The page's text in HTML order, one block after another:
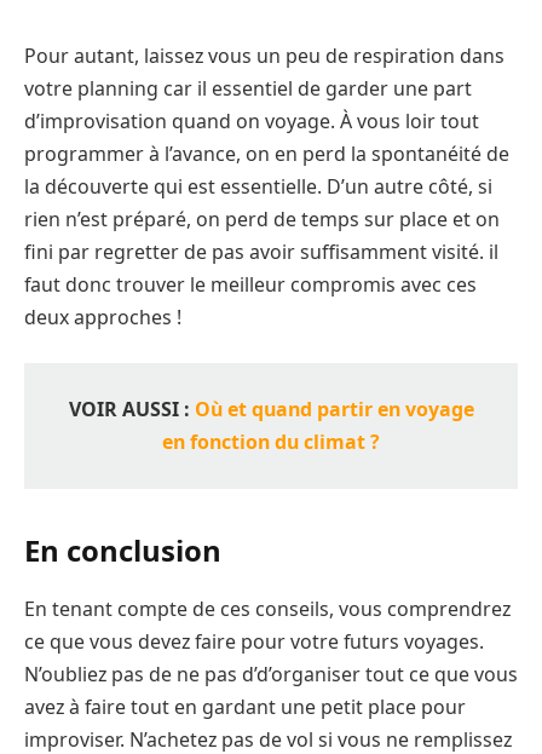
Pour autant, laissez vous un peu de respiration dans
votre planning car il essentiel de garder une part
d’improvisation quand on voyage. À vous loir tout
programmer à l’avance, on en perd la spontanéité de
la découverte qui est essentielle. D’un autre côté, si
rien n’est préparé, on perd de temps sur place et on
fini par regretter de pas avoir suffisamment visité. il
faut donc trouver le meilleur compromis avec ces
deux approches !
VOIR AUSSI : Où et quand partir en voyage
en fonction du climat ?
En conclusion
En tenant compte de ces conseils, vous comprendrez
ce que vous devez faire pour votre futurs voyages.
N’oubliez pas de ne pas d’d’organiser tout ce que vous
avez à faire tout en gardant une petit place pour
improviser. N’achetez pas de vol si vous ne remplissez